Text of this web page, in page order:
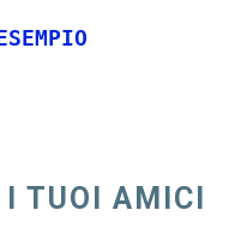
a Dublino e
TUOI AMICI